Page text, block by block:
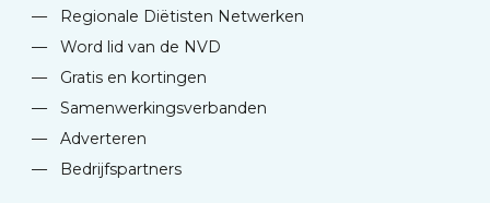
—
Regionale Diëtisten Netwerken
—
Word lid van de NVD
—
Gratis en kortingen
—
Samenwerkingsverbanden
—
Adverteren
—
Bedrijfspartners